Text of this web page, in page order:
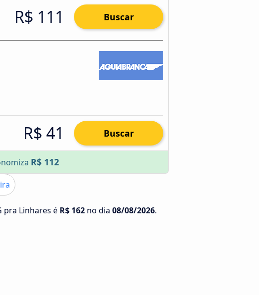
R$ 111 Buscar
R$ 41 Buscar
R$ 112
pra Linhares é R$ 162 no dia 08/08/2026.